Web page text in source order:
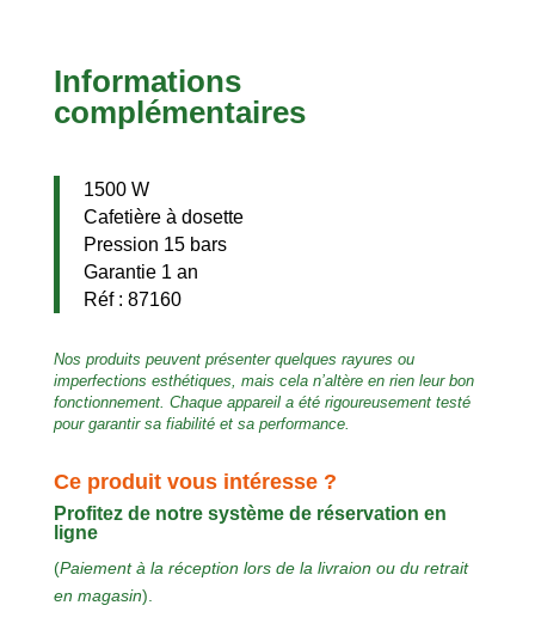
Informations
complémentaires
1500 W
Cafetière à dosette
Pression 15 bars
Garantie 1 an
Réf : 87160
Nos produits peuvent présenter quelques rayures ou
imperfections esthétiques, mais cela n’altère en rien leur bon
fonctionnement. Chaque appareil a été rigoureusement testé
pour garantir sa fiabilité et sa performance.
Ce produit vous intéresse ?
Profitez de notre système de réservation en
ligne
(Paiement à la réception lors de la livraion ou du retrait
en magasin).